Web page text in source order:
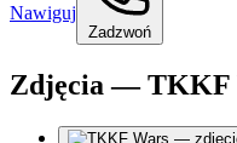
Nawiguj
Zadzwoń
Zdjęcia — TKKF